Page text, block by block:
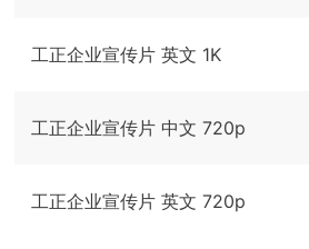
工正企业宣传片 英文 1K
工正企业宣传片 中文 720p
工正企业宣传片 英文 720p